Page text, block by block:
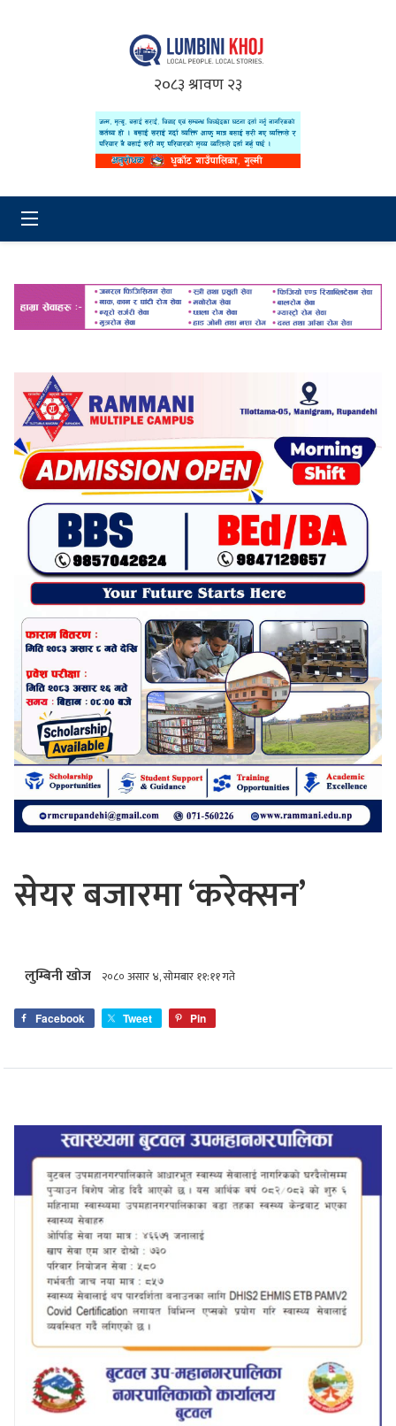
२०८३ श्रावण २३
सेयर बजारमा ‘करेक्सन’
लुम्बिनी खोज २०८० असार ४, सोमबार ११:११ गते
Facebook Tweet Pin